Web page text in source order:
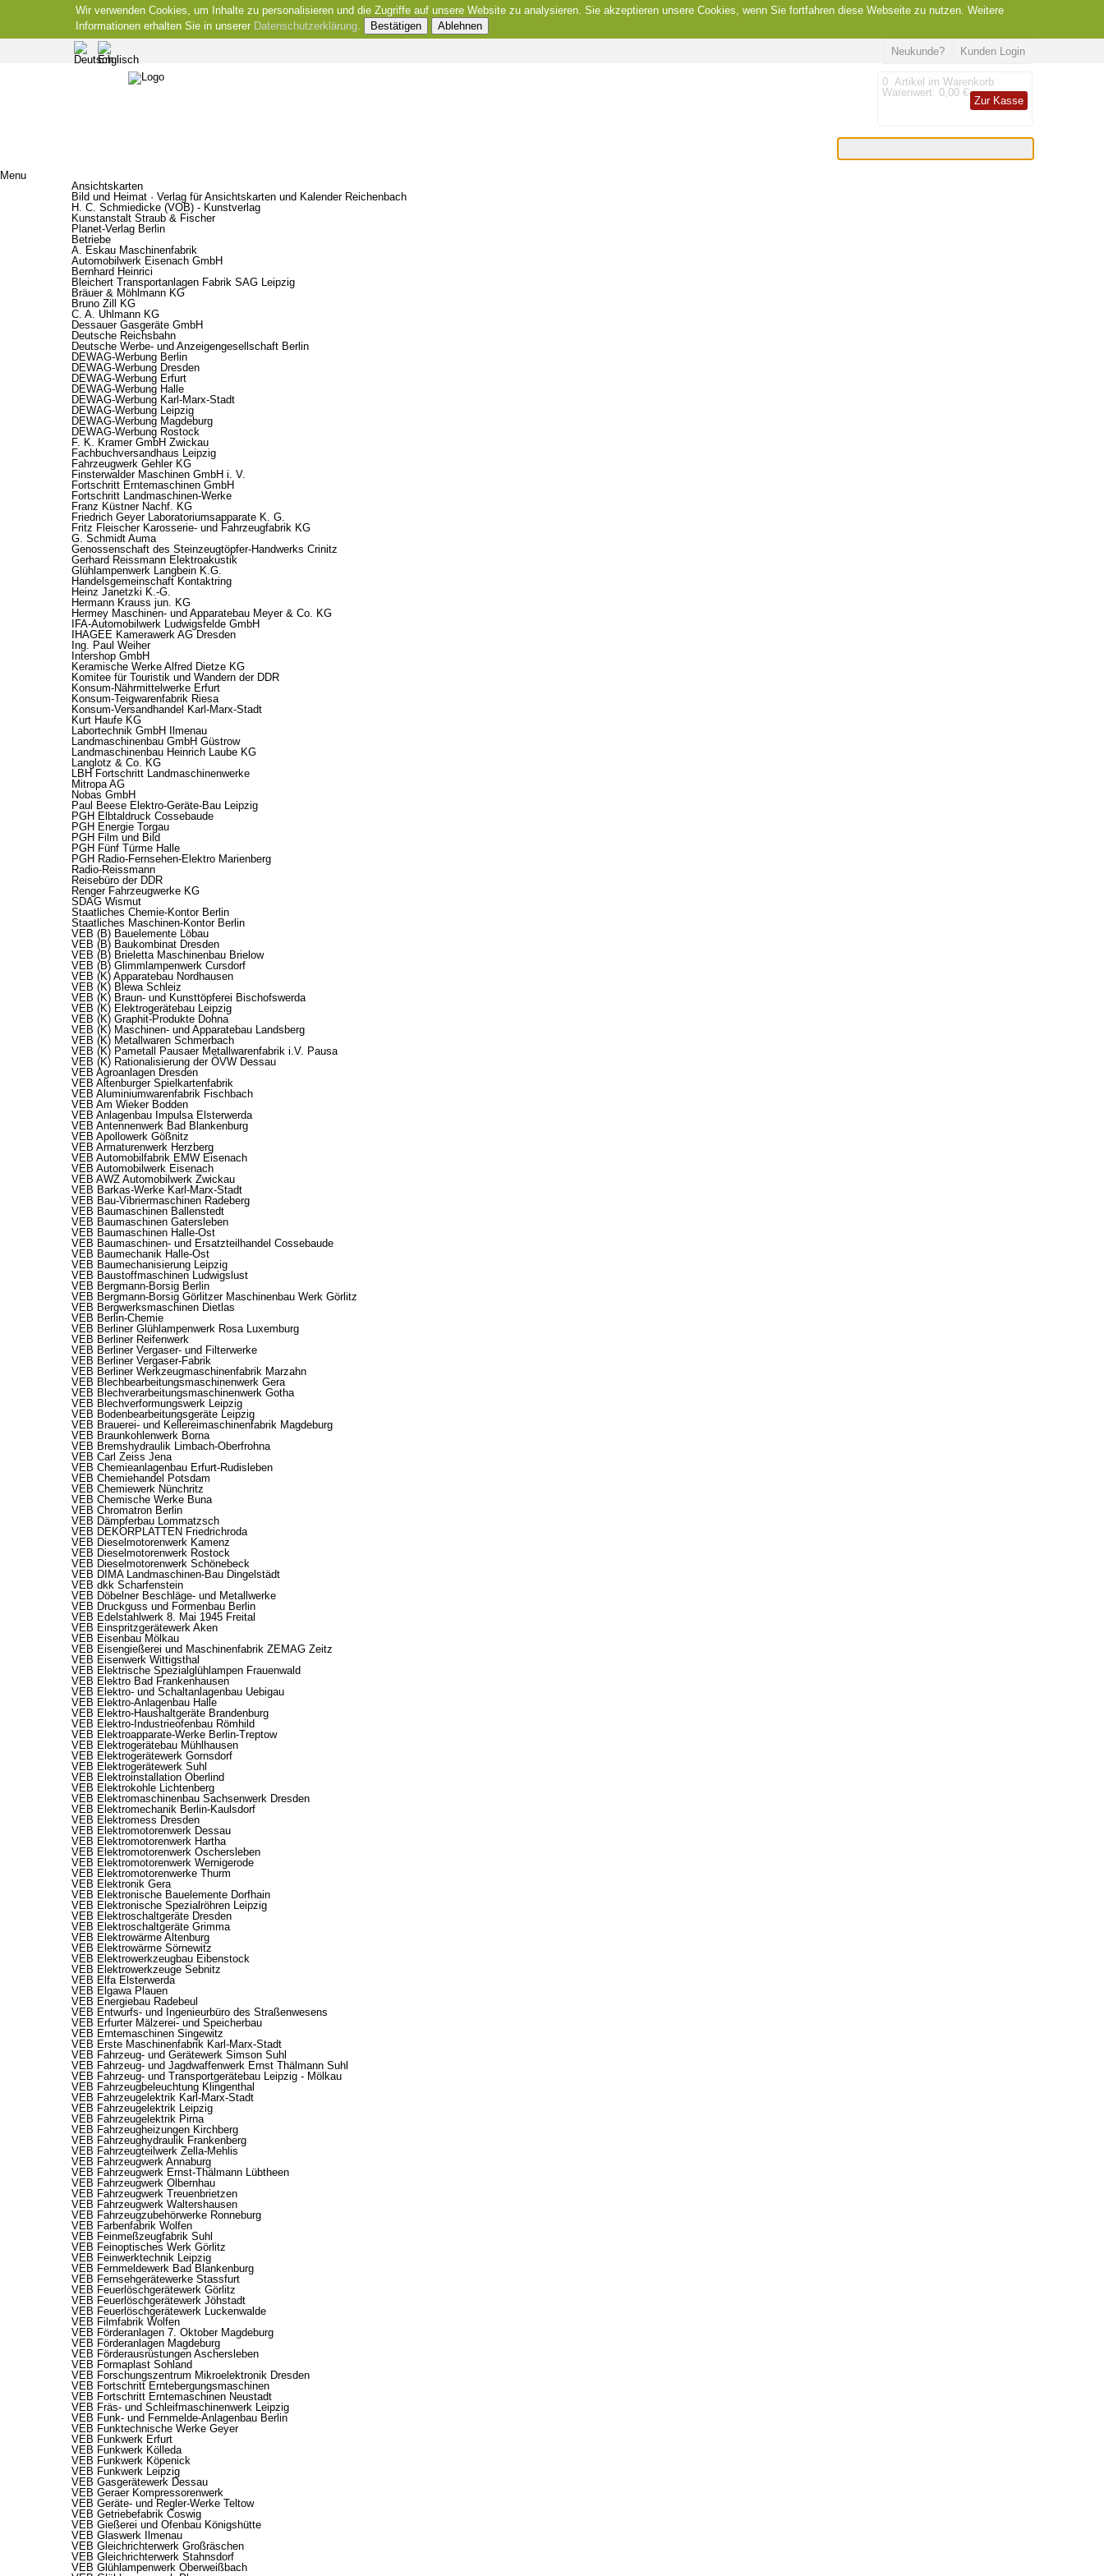
Wir verwenden Cookies, um Inhalte zu personalisieren und die Zugriffe auf unsere Website zu analysieren. Sie akzeptieren unsere Cookies, wenn Sie fortfahren diese Webseite zu nutzen. Weitere
Informationen erhalten Sie in unserer Datenschutzerklärung. Bestätigen Ablehnen
Kunden Login
Neukunde?
0 Artikel im Warenkorb
Warenwert: 0,00 €
Zur Kasse
Menu
Ansichtskarten
Bild und Heimat · Verlag für Ansichtskarten und Kalender Reichenbach
H. C. Schmiedicke (VOB) - Kunstverlag
Kunstanstalt Straub & Fischer
Planet-Verlag Berlin
Betriebe
A. Eskau Maschinenfabrik
Automobilwerk Eisenach GmbH
Bernhard Heinrici
Bleichert Transportanlagen Fabrik SAG Leipzig
Bräuer & Möhlmann KG
Bruno Zill KG
C. A. Uhlmann KG
Dessauer Gasgeräte GmbH
Deutsche Reichsbahn
Deutsche Werbe- und Anzeigengesellschaft Berlin
DEWAG-Werbung Berlin
DEWAG-Werbung Dresden
DEWAG-Werbung Erfurt
DEWAG-Werbung Halle
DEWAG-Werbung Karl-Marx-Stadt
DEWAG-Werbung Leipzig
DEWAG-Werbung Magdeburg
DEWAG-Werbung Rostock
F. K. Kramer GmbH Zwickau
Fachbuchversandhaus Leipzig
Fahrzeugwerk Gehler KG
Finsterwalder Maschinen GmbH i. V.
Fortschritt Erntemaschinen GmbH
Fortschritt Landmaschinen-Werke
Franz Küstner Nachf. KG
Friedrich Geyer Laboratoriumsapparate K. G.
Fritz Fleischer Karosserie- und Fahrzeugfabrik KG
G. Schmidt Auma
Genossenschaft des Steinzeugtöpfer-Handwerks Crinitz
Gerhard Reissmann Elektroakustik
Glühlampenwerk Langbein K.G.
Handelsgemeinschaft Kontaktring
Heinz Janetzki K.-G.
Hermann Krauss jun. KG
Hermey Maschinen- und Apparatebau Meyer & Co. KG
IFA-Automobilwerk Ludwigsfelde GmbH
IHAGEE Kamerawerk AG Dresden
Ing. Paul Weiher
Intershop GmbH
Keramische Werke Alfred Dietze KG
Komitee für Touristik und Wandern der DDR
Konsum-Nährmittelwerke Erfurt
Konsum-Teigwarenfabrik Riesa
Konsum-Versandhandel Karl-Marx-Stadt
Kurt Haufe KG
Labortechnik GmbH Ilmenau
Landmaschinenbau GmbH Güstrow
Landmaschinenbau Heinrich Laube KG
Langlotz & Co. KG
LBH Fortschritt Landmaschinenwerke
Mitropa AG
Nobas GmbH
Paul Beese Elektro-Geräte-Bau Leipzig
PGH Elbtaldruck Cossebaude
PGH Energie Torgau
PGH Film und Bild
PGH Fünf Türme Halle
PGH Radio-Fernsehen-Elektro Marienberg
Radio-Reissmann
Reisebüro der DDR
Renger Fahrzeugwerke KG
SDAG Wismut
Staatliches Chemie-Kontor Berlin
Staatliches Maschinen-Kontor Berlin
VEB (B) Bauelemente Löbau
VEB (B) Baukombinat Dresden
VEB (B) Brieletta Maschinenbau Brielow
VEB (B) Glimmlampenwerk Cursdorf
VEB (K) Apparatebau Nordhausen
VEB (K) Blewa Schleiz
VEB (K) Braun- und Kunsttöpferei Bischofswerda
VEB (K) Elektrogerätebau Leipzig
VEB (K) Graphit-Produkte Dohna
VEB (K) Maschinen- und Apparatebau Landsberg
VEB (K) Metallwaren Schmerbach
VEB (K) Pametall Pausaer Metallwarenfabrik i.V. Pausa
VEB (K) Rationalisierung der ÖVW Dessau
VEB Agroanlagen Dresden
VEB Altenburger Spielkartenfabrik
VEB Aluminiumwarenfabrik Fischbach
VEB Am Wieker Bodden
VEB Anlagenbau Impulsa Elsterwerda
VEB Antennenwerk Bad Blankenburg
VEB Apollowerk Gößnitz
VEB Armaturenwerk Herzberg
VEB Automobilfabrik EMW Eisenach
VEB Automobilwerk Eisenach
VEB AWZ Automobilwerk Zwickau
VEB Barkas-Werke Karl-Marx-Stadt
VEB Bau-Vibriermaschinen Radeberg
VEB Baumaschinen Ballenstedt
VEB Baumaschinen Gatersleben
VEB Baumaschinen Halle-Ost
VEB Baumaschinen- und Ersatzteilhandel Cossebaude
VEB Baumechanik Halle-Ost
VEB Baumechanisierung Leipzig
VEB Baustoffmaschinen Ludwigslust
VEB Bergmann-Borsig Berlin
VEB Bergmann-Borsig Görlitzer Maschinenbau Werk Görlitz
VEB Bergwerksmaschinen Dietlas
VEB Berlin-Chemie
VEB Berliner Glühlampenwerk Rosa Luxemburg
VEB Berliner Reifenwerk
VEB Berliner Vergaser- und Filterwerke
VEB Berliner Vergaser-Fabrik
VEB Berliner Werkzeugmaschinenfabrik Marzahn
VEB Blechbearbeitungsmaschinenwerk Gera
VEB Blechverarbeitungsmaschinenwerk Gotha
VEB Blechverformungswerk Leipzig
VEB Bodenbearbeitungsgeräte Leipzig
VEB Brauerei- und Kellereimaschinenfabrik Magdeburg
VEB Braunkohlenwerk Borna
VEB Bremshydraulik Limbach-Oberfrohna
VEB Carl Zeiss Jena
VEB Chemieanlagenbau Erfurt-Rudisleben
VEB Chemiehandel Potsdam
VEB Chemiewerk Nünchritz
VEB Chemische Werke Buna
VEB Chromatron Berlin
VEB Dämpferbau Lommatzsch
VEB DEKORPLATTEN Friedrichroda
VEB Dieselmotorenwerk Kamenz
VEB Dieselmotorenwerk Rostock
VEB Dieselmotorenwerk Schönebeck
VEB DIMA Landmaschinen-Bau Dingelstädt
VEB dkk Scharfenstein
VEB Döbelner Beschläge- und Metallwerke
VEB Druckguss und Formenbau Berlin
VEB Edelstahlwerk 8. Mai 1945 Freital
VEB Einspritzgerätewerk Aken
VEB Eisenbau Mölkau
VEB Eisengießerei und Maschinenfabrik ZEMAG Zeitz
VEB Eisenwerk Wittigsthal
VEB Elektrische Spezialglühlampen Frauenwald
VEB Elektro Bad Frankenhausen
VEB Elektro- und Schaltanlagenbau Uebigau
VEB Elektro-Anlagenbau Halle
VEB Elektro-Haushaltgeräte Brandenburg
VEB Elektro-Industrieofenbau Römhild
VEB Elektroapparate-Werke Berlin-Treptow
VEB Elektrogerätebau Mühlhausen
VEB Elektrogerätewerk Gornsdorf
VEB Elektrogerätewerk Suhl
VEB Elektroinstallation Oberlind
VEB Elektrokohle Lichtenberg
VEB Elektromaschinenbau Sachsenwerk Dresden
VEB Elektromechanik Berlin-Kaulsdorf
VEB Elektromess Dresden
VEB Elektromotorenwerk Dessau
VEB Elektromotorenwerk Hartha
VEB Elektromotorenwerk Oschersleben
VEB Elektromotorenwerk Wernigerode
VEB Elektromotorenwerke Thurm
VEB Elektronik Gera
VEB Elektronische Bauelemente Dorfhain
VEB Elektronische Spezialröhren Leipzig
VEB Elektroschaltgeräte Dresden
VEB Elektroschaltgeräte Grimma
VEB Elektrowärme Altenburg
VEB Elektrowärme Sörnewitz
VEB Elektrowerkzeugbau Eibenstock
VEB Elektrowerkzeuge Sebnitz
VEB Elfa Elsterwerda
VEB Elgawa Plauen
VEB Energiebau Radebeul
VEB Entwurfs- und Ingenieurbüro des Straßenwesens
VEB Erfurter Mälzerei- und Speicherbau
VEB Erntemaschinen Singewitz
VEB Erste Maschinenfabrik Karl-Marx-Stadt
VEB Fahrzeug- und Gerätewerk Simson Suhl
VEB Fahrzeug- und Jagdwaffenwerk Ernst Thälmann Suhl
VEB Fahrzeug- und Transportgerätebau Leipzig - Mölkau
VEB Fahrzeugbeleuchtung Klingenthal
VEB Fahrzeugelektrik Karl-Marx-Stadt
VEB Fahrzeugelektrik Leipzig
VEB Fahrzeugelektrik Pirna
VEB Fahrzeugheizungen Kirchberg
VEB Fahrzeughydraulik Frankenberg
VEB Fahrzeugteilwerk Zella-Mehlis
VEB Fahrzeugwerk Annaburg
VEB Fahrzeugwerk Ernst-Thälmann Lübtheen
VEB Fahrzeugwerk Olbernhau
VEB Fahrzeugwerk Treuenbrietzen
VEB Fahrzeugwerk Waltershausen
VEB Fahrzeugzubehörwerke Ronneburg
VEB Farbenfabrik Wolfen
VEB Feinmeßzeugfabrik Suhl
VEB Feinoptisches Werk Görlitz
VEB Feinwerktechnik Leipzig
VEB Fernmeldewerk Bad Blankenburg
VEB Fernsehgerätewerke Stassfurt
VEB Feuerlöschgerätewerk Görlitz
VEB Feuerlöschgerätewerk Jöhstadt
VEB Feuerlöschgerätewerk Luckenwalde
VEB Filmfabrik Wolfen
VEB Förderanlagen 7. Oktober Magdeburg
VEB Förderanlagen Magdeburg
VEB Förderausrüstungen Aschersleben
VEB Formaplast Sohland
VEB Forschungszentrum Mikroelektronik Dresden
VEB Fortschritt Erntebergungsmaschinen
VEB Fortschritt Erntemaschinen Neustadt
VEB Fräs- und Schleifmaschinenwerk Leipzig
VEB Funk- und Fernmelde-Anlagenbau Berlin
VEB Funktechnische Werke Geyer
VEB Funkwerk Erfurt
VEB Funkwerk Kölleda
VEB Funkwerk Köpenick
VEB Funkwerk Leipzig
VEB Gasgerätewerk Dessau
VEB Geraer Kompressorenwerk
VEB Geräte- und Regler-Werke Teltow
VEB Getriebefabrik Coswig
VEB Gießerei und Ofenbau Königshütte
VEB Glaswerk Ilmenau
VEB Gleichrichterwerk Großräschen
VEB Gleichrichterwerk Stahnsdorf
VEB Glühlampenwerk Oberweißbach